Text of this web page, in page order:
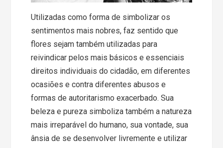
Utilizadas como forma de simbolizar os
sentimentos mais nobres, faz sentido que
flores sejam também utilizadas para
reivindicar pelos mais básicos e essenciais
direitos individuais do cidadão, em diferentes
ocasiões e contra diferentes abusos e
formas de autoritarismo exacerbado. Sua
beleza e pureza simboliza também a natureza
mais irreparável do humano, sua vontade, sua
ânsia de se desenvolver livremente e utilizar